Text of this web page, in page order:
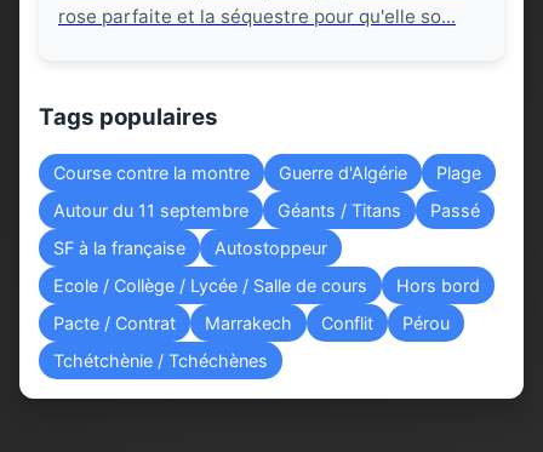
rose parfaite et la séquestre pour qu'elle so...
Tags populaires
Course contre la montre Guerre d'Algérie
Plage
Autour du 11 septembre
Géants / Titans
Passé
SF à la française
Autostoppeur
Ecole / Collège / Lycée / Salle de cours
Hors bord
Pacte / Contrat
Marrakech Conflit
Pérou
Tchétchènie / Tchéchènes